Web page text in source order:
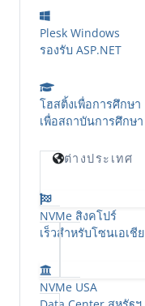
Plesk Windows
รองรับ ASP.NET
โฮสติ้งเพื่อการศึกษา
เพื่อสถาบันการศึกษา
ต่างประเทศ
NVMe สิงคโปร์
เร็วสำหรับโซนเอเชีย
NVMe USA